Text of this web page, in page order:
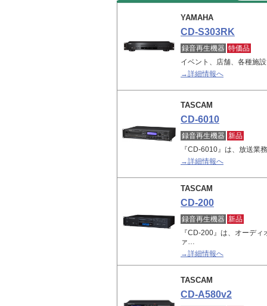
YAMAHA
CD-S303RK
録音再生機器 特価品
イベント、店舗、各種施
→詳細情報へ
TASCAM
CD-6010
録音再生機器 新品
『CD-6010』は、放送業
→詳細情報へ
TASCAM
CD-200
録音再生機器 新品
『CD-200』は、オーデ
ァ…
→詳細情報へ
TASCAM
CD-A580v2